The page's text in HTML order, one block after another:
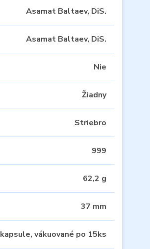
Asamat Baltaev, DiS.
Asamat Baltaev, DiS.
Nie
Žiadny
Striebro
999
62,2 g
37 mm
kapsule, vákuované po 15ks